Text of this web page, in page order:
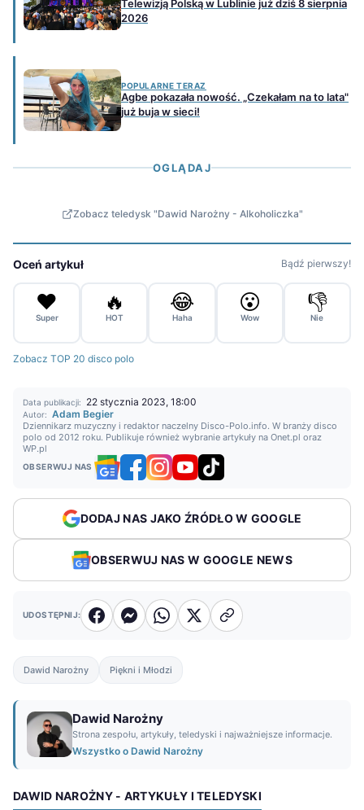
Telewizją Polską w Lublinie już dziś 8 sierpnia
2026
POPULARNE TERAZ
Agbe pokazała nowość. „Czekałam na to lata"
już buja w sieci!
OGLĄDAJ
Zobacz teledysk "Dawid Narożny - Alkoholiczka"
Oceń artykuł Bądź pierwszy!
❤️
Super
🔥
HOT
😂
Haha
😮
Wow
👎
Nie
Zobacz TOP 20 disco polo
Data publikacji: 22 stycznia 2023, 18:00
Autor: Adam Begier
Dziennikarz muzyczny i redaktor naczelny Disco-Polo.info. W branży disco
polo od 2012 roku. Publikuje również wybranie artykuły na Onet.pl oraz
WP.pl
OBSERWUJ NAS
DODAJ NAS JAKO ŹRÓDŁO W GOOGLE
OBSERWUJ NAS W GOOGLE NEWS
UDOSTĘPNIJ:
Dawid Narożny Piękni i Młodzi
Dawid Narożny
Strona zespołu, artykuły, teledyski i najważniejsze informacje.
Wszystko o Dawid Narożny
DAWID NAROŻNY - ARTYKUŁY I TELEDYSKI